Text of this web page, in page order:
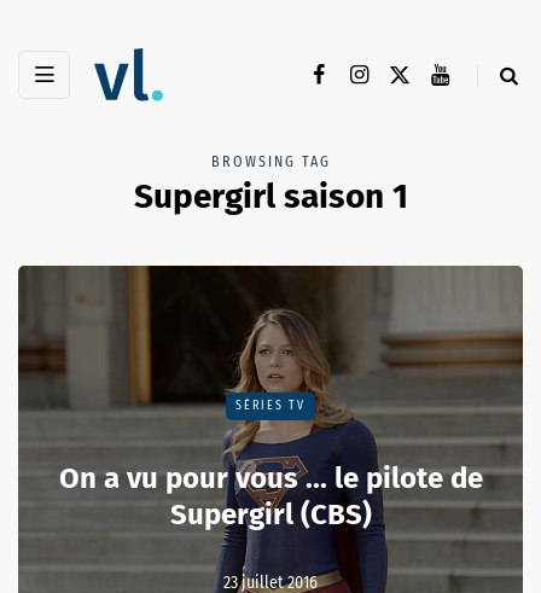
BROWSING TAG
Supergirl saison 1
SÉRIES TV
On a vu pour vous ... le pilote de
Supergirl (CBS)
23 juillet 2016